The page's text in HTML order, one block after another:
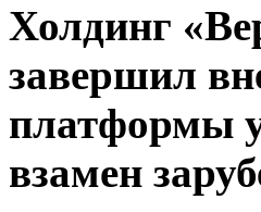
Холдинг
завершил
платформы
взамен